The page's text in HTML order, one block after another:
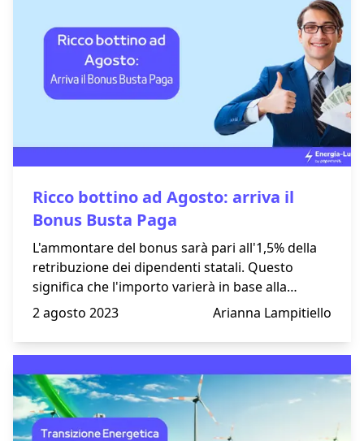
Ricco bottino ad Agosto: arriva il
Bonus Busta Paga
L'ammontare del bonus sarà pari all'1,5% della
retribuzione dei dipendenti statali. Questo
significa che l'importo varierà in base alla
retribuzione di ciascun lavoratore, con cifre
diverse per ogni individuo.
2 agosto 2023 Arianna Lampitiello